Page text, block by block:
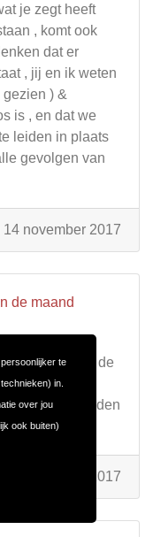
te
in.
over jou
ook buiten)
je zegt heeft
, komt ook
dat er
, jij en ik weten
) &
is , en dat we
leiden in plaats
gevolgen van
14 november 2017
de maand
, als niet door de
de gek
wil worden
30 september 2017